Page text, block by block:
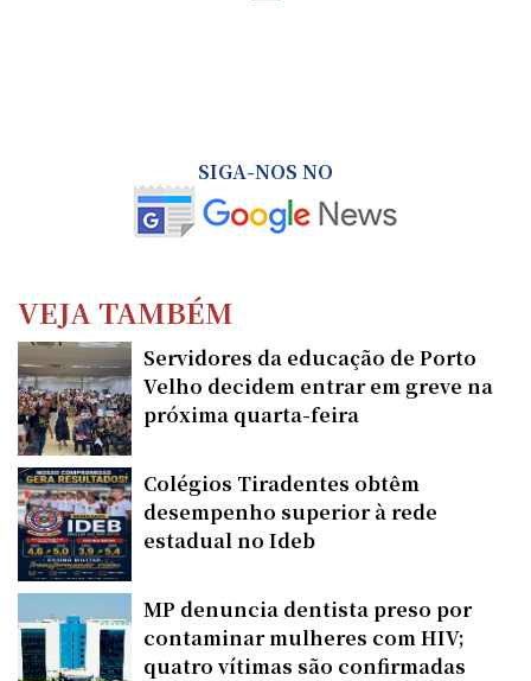
SIGA-NOS NO
VEJA TAMBÉM
Servidores da educação de Porto
Velho decidem entrar em greve na
próxima quarta-feira
Colégios Tiradentes obtêm
desempenho superior à rede
estadual no Ideb
MP denuncia dentista preso por
contaminar mulheres com HIV;
quatro vítimas são confirmadas